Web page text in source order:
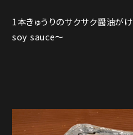
1本きゅうりのサクサク醤油
soy sauce～